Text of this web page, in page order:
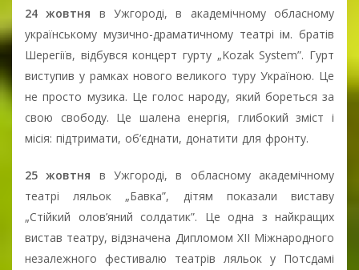
24 жовтня в Ужгороді, в академічному обласному
українському музично-драматичному театрі ім. братів
Шерегіїв, відбувся концерт гурту „Kozak System”. Гурт
виступив у рамках нового великого туру Україною. Це
не просто музика. Це голос народу, який бореться за
свою свободу. Це шалена енергія, глибокий зміст і
місія: підтримати, об’єднати, донатити для фронту.
25 жовтня в Ужгороді, в обласному академічному
театрі ляльок „Бавка”, дітям показали виставу
„Стійкий олов’яний солдатик”. Це одна з найкращих
вистав театру, відзначена Дипломом XII Міжнародного
незалежного фестивалю театрів ляльок у Потсдамі